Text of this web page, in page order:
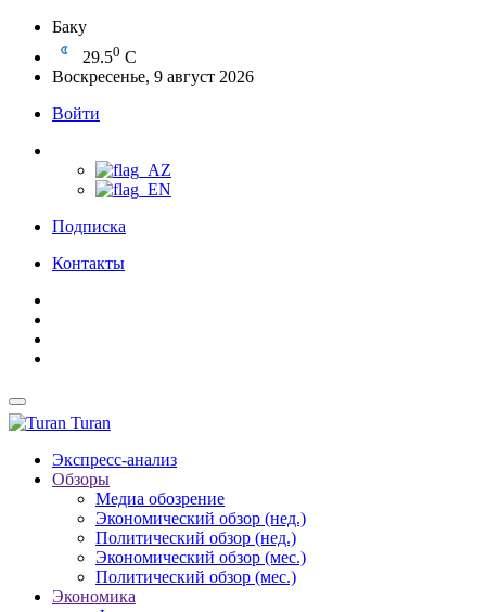
Баку
29.50 C
Воскресенье, 9 август 2026
Войти
Подписка
Контакты
Turan
Экспресс-анализ
Обзоры
Медиа обозрение
Экономический обзор (нед.)
Политический обзор (нед.)
Экономический обзор (мес.)
Политический обзор (мес.)
Экономика